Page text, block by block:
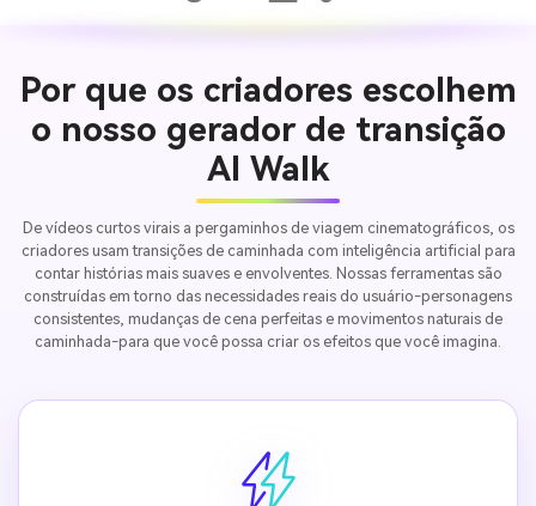
Por que os criadores escolhem
o nosso gerador de transição
AI Walk
De vídeos curtos virais a pergaminhos de viagem cinematográficos, os
criadores usam transições de caminhada com inteligência artificial para
contar histórias mais suaves e envolventes. Nossas ferramentas são
construídas em torno das necessidades reais do usuário-personagens
consistentes, mudanças de cena perfeitas e movimentos naturais de
caminhada-para que você possa criar os efeitos que você imagina.